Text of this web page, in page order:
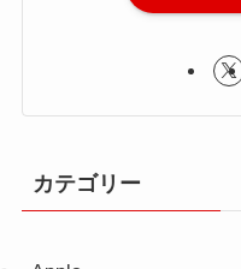
カテゴリー